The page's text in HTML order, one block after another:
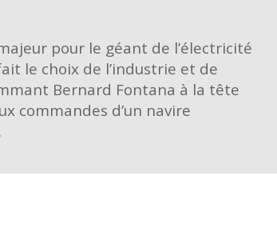
pour le géant de l’électricité
le choix de l’industrie et de
Bernard Fontana à la tête
commandes d’un navire